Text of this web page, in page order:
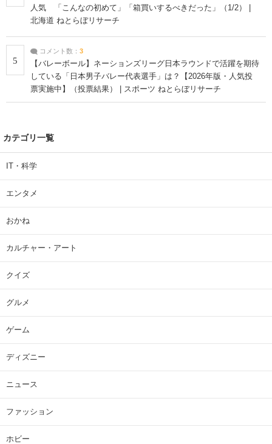
人気 「こんなの初めて」「箱買いするべきだった」（1/2） |
北海道 ねとらぼリサーチ
5
コメント数： 3
【バレーボール】ネーションズリーグ日本ラウンドで活躍を期待
している「日本男子バレー代表選手」は？【2026年版・人気投
票実施中】（投票結果） | スポーツ ねとらぼリサーチ
カテゴリ一覧
IT・科学
エンタメ
おかね
カルチャー・アート
クイズ
グルメ
ゲーム
ディズニー
ニュース
ファッション
ホビー